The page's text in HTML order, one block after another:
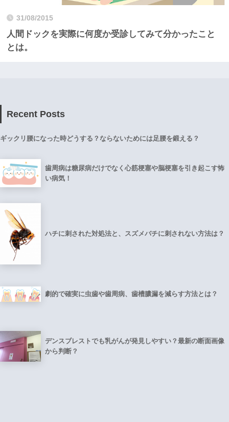
31/08/2015
人間ドックを実際に何度か受診してみて分かったこと
とは。
Recent Posts
ギックリ腰になった時どうする？ならないためには足腰を鍛える？
歯周病は糖尿病だけでなく心筋梗塞や脳梗塞を引き起こす怖
い病気！
ハチに刺された対処法と、スズメバチに刺されない方法は？
劇的で確実に虫歯や歯周病、歯槽膿漏を減らす方法とは？
デンスブレストでも乳がんが発見しやすい？最新の断面画像
から判断？